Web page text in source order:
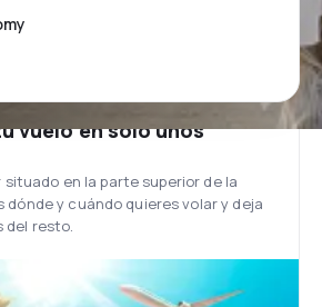
vuelo en solo unos
en la parte superior de la
dónde y cuándo quieres volar y deja
del resto.